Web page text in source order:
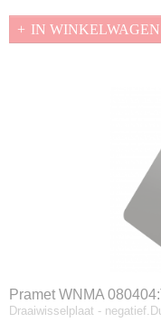
IN WINKELWAGEN
Pramet WNMA
Draaiwisselplaat -